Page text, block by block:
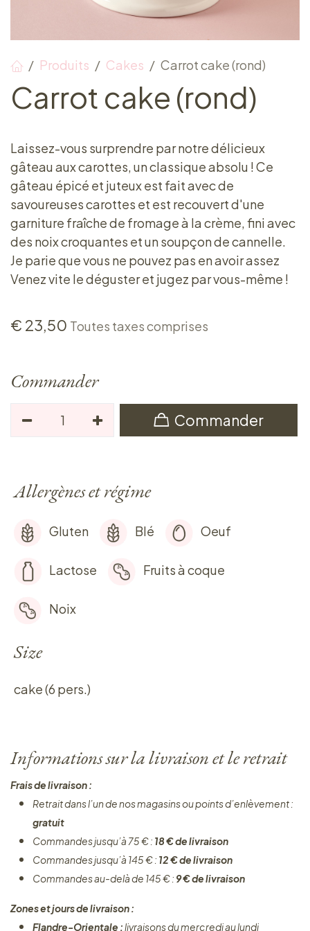
Produits Cakes Carrot cake (rond)
Carrot cake (rond)
Laissez-vous surprendre par notre délicieux
gâteau aux carottes, un classique absolu ! Ce
gâteau épicé et juteux est fait avec de
savoureuses carottes et est recouvert d'une
garniture fraîche de fromage à la crème, fini avec
des noix croquantes et un soupçon de cannelle.
Je parie que vous ne pouvez pas en avoir assez
Venez vite le déguster et jugez par vous-même !
€ 23,50 Toutes taxes comprises
Commander
Commander
Allergènes et régime
Gluten Blé Oeuf
Lactose Fruits à coque
Noix
Size
cake (6 pers.)
Informations sur la livraison et le retrait
Frais de livraison :
Retrait dans l’un de nos magasins ou points d’enlèvement :
gratuit
Commandes jusqu’à 75 € : 18 € de livraison
Commandes jusqu’à 145 € : 12 € de livraison
Commandes au-delà de 145 € : 9 € de livraison
Zones et jours de livraison :
Flandre-Orientale :livraisons du mercredi au lundi